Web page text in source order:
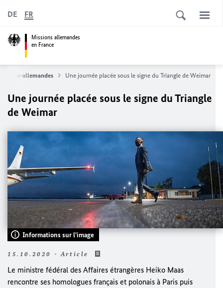
Missions allemandes
en France
DE FR
franco-allemandes Une journée placée sous le signe du Triangle de Weimar
Une journée placée sous le signe du Triangle
de Weimar
Informations sur l'image
15.10.2020 - Article
Le ministre fédéral des Affaires étrangères Heiko Maas
rencontre ses homologues français et polonais à Paris puis